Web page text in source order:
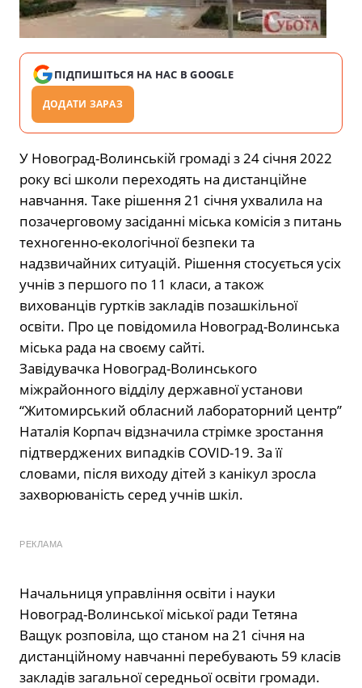
ПІДПИШІТЬСЯ НА НАС В GOOGLE
ДОДАТИ ЗАРАЗ
У Новоград-Волинській громаді з 24 січня 2022
року всі школи переходять на дистанційне
навчання. Таке рішення 21 січня ухвалила на
позачерговому засіданні міська комісія з питань
техногенно-екологічної безпеки та
надзвичайних ситуацій. Рішення стосується усіх
учнів з першого по 11 класи, а також
вихованців гуртків закладів позашкільної
освіти. Про це повідомила Новоград-Волинська
міська рада на своєму сайті.
Завідувачка Новоград-Волинського
міжрайонного відділу державної установи
“Житомирський обласний лабораторний центр”
Наталія Корпач відзначила стрімке зростання
підтверджених випадків COVID-19. За її
словами, після виходу дітей з канікул зросла
захворюваність серед учнів шкіл.
РЕКЛАМА
Начальниця управління освіти і науки
Новоград-Волинської міської ради Тетяна
Ващук розповіла, що станом на 21 січня на
дистанційному навчанні перебувають 59 класів
закладів загальної середньої освіти громади.